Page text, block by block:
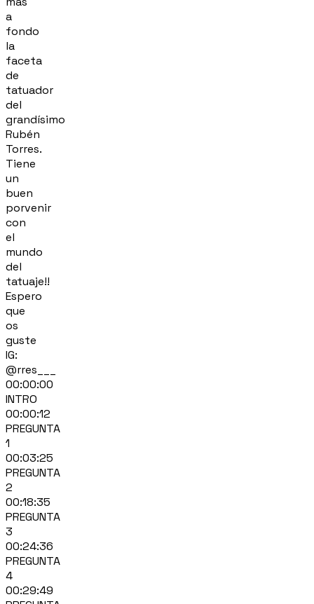
a
fondo
la
faceta
de
tatuador
del
grandísimo
Rubén
Torres.
Tiene
un
buen
porvenir
con
el
mundo
del
tatuaje!!
Espero
que
os
guste
IG:
@rres___
00:00:00
INTRO
00:00:12
PREGUNTA
1
00:03:25
PREGUNTA
2
00:18:35
PREGUNTA
3
00:24:36
PREGUNTA
4
00:29:49